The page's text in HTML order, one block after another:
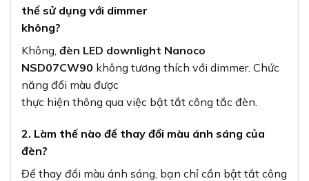
thể sử dụng với dimmer
không?
Không, đèn LED downlight Nanoco
NSD07CW90 không tương thích với dimmer. Chức
năng đổi màu được
thực hiện thông qua việc bật tắt công tắc đèn.
2. Làm thế nào để thay đổi màu ánh sáng của
đèn?
Để thay đổi màu ánh sáng, bạn chỉ cần bật tắt công